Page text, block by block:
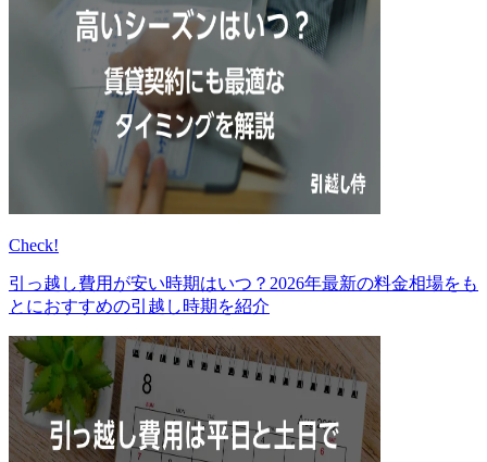
Check!
引っ越し費用が安い時期はいつ？2026年最新の料金相場をも
とにおすすめの引越し時期を紹介